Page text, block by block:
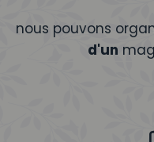
nous pouvons
d'un